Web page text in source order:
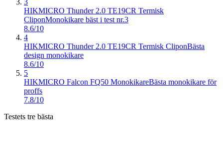
HIKMICRO Thunder 2.0 TE19CR Termisk
CliponMonokikare bäst i test nr.3
8.6/10
4
HIKMICRO Thunder 2.0 TE19CR Termisk CliponBästa
design monokikare
8.6/10
5
HIKMICRO Falcon FQ50 MonokikareBästa monokikare för
proffs
7.8/10
Testets tre bästa